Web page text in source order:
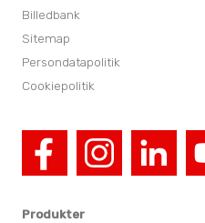
Produkter
Billedbank
Sitemap
Persondatapolitik
Cookiepolitik